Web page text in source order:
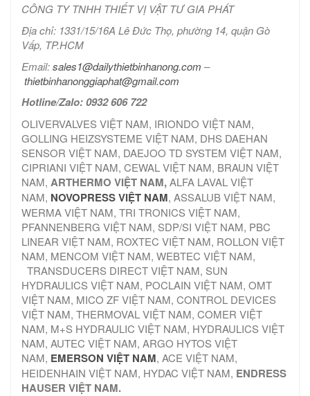
CÔNG TY TNHH THIẾT VỊ VẬT TƯ GIA PHÁT
Địa chỉ: 1331/15/16A Lê Đức Thọ, phường 14, quận Gò
Vấp, TP.HCM
Email:sales1@dailythietbinhanong.com –
thietbinhanonggiaphat@gmail.com
Hotline/Zalo: 0932 606 722
OLIVERVALVES VIỆT NAM, IRIONDO VIỆT NAM,
GOLLING HEIZSYSTEME VIỆT NAM, DHS DAEHAN
SENSOR VIỆT NAM, DAEJOO TD SYSTEM VIỆT NAM,
CIPRIANI VIỆT NAM, CEWAL VIỆT NAM, BRAUN VIỆT
NAM, ARTHERMO VIỆT NAM,ALFA LAVAL VIỆT
NAM, NOVOPRESS VIỆT NAM, ASSALUB VIỆT NAM,
WERMA VIỆT NAM, TRI TRONICS VIỆT NAM,
PFANNENBERG VIỆT NAM, SDP/SI VIỆT NAM, PBC
LINEAR VIỆT NAM, ROXTEC VIỆT NAM, ROLLON VIỆT
NAM, MENCOM VIỆT NAM, WEBTEC VIỆT NAM,
TRANSDUCERS DIRECT VIỆT NAM, SUN
HYDRAULICS VIỆT NAM, POCLAIN VIỆT NAM, OMT
VIỆT NAM, MICO ZF VIỆT NAM, CONTROL DEVICES
VIỆT NAM, THERMOVAL VIỆT NAM, COMER VIỆT
NAM, M+S HYDRAULIC VIỆT NAM, HYDRAULICS VIỆT
NAM, AUTEC VIỆT NAM, ARGO HYTOS VIỆT
NAM, EMERSON VIỆT NAM, ACE VIỆT NAM,
HEIDENHAIN VIỆT NAM, HYDAC VIỆT NAM, ENDRESS
HAUSER VIỆT NAM.